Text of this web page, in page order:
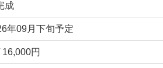
成
年09月下旬予定
16,000円